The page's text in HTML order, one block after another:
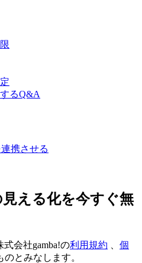
るQ&A
携させる
見える化を今すぐ無
式会社gamba!の利用規約
個
のとみなします。